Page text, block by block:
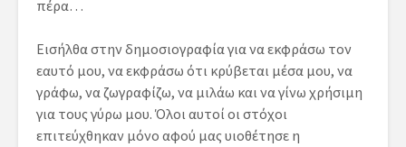
πέρα…
Εισήλθα στην δημοσιογραφία για να εκφράσω τον
εαυτό μου, να εκφράσω ότι κρύβεται μέσα μου, να
γράφω, να ζωγραφίζω, να μιλάω και να γίνω χρήσιμη
για τους γύρω μου. Όλοι αυτοί οι στόχοι
επιτεύχθηκαν μόνο αφού μας υιοθέτησε η